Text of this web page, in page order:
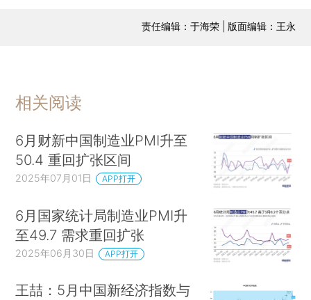
责任编辑：于海荣 | 版面编辑：王永
相关阅读
6月财新中国制造业PMI升至
50.4 重回扩张区间
2025年07月01日 APP打开
6月国家统计局制造业PMI升
至49.7 需求重回扩张
2025年06月30日 APP打开
王喆：5月中国新经济指数与